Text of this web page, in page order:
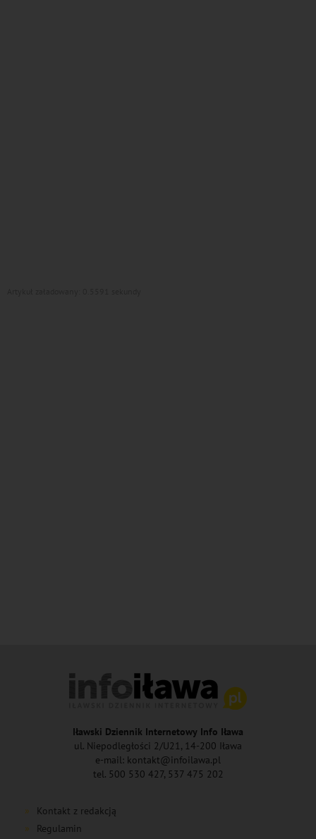
Iławski Dziennik Internetowy Info Iława
ul. Niepodległości 2/U21, 14-200 Iława
e-mail: kontakt@infoilawa.pl
tel. 500 530 427, 537 475 202
Kontakt z redakcją
Regulamin